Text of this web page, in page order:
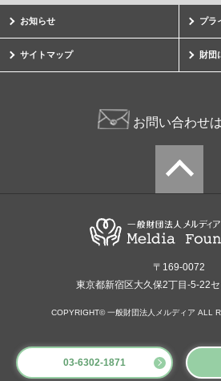
03-6302-1871
お知らせ プラ
サイトマップ 財団
お問い合わせ
〒169-0072
東京都新宿区大久保2丁目-5-22
COPYRIGHT© 一般財団法人メルディア ALL